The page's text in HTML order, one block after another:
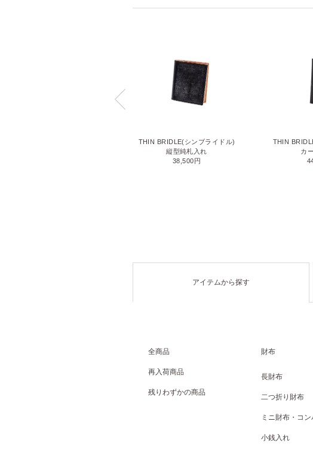
THIN BRIDLE(シンブライドル)
縦型純札入れ
38,500円
THIN
カ
アイテムから探す
全商品
再入荷商品
残りわずかの商品
財布
長財布
二つ折り財布
ミニ財布・コ
小銭入れ